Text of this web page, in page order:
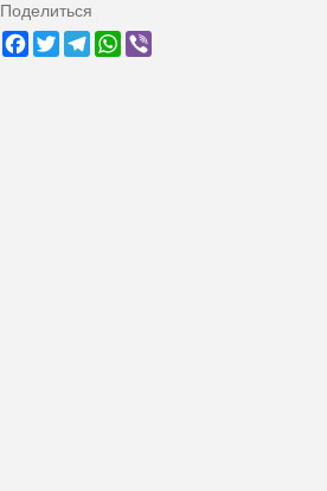
Поделиться
Facebook
TwitterTelegramWhatsApp